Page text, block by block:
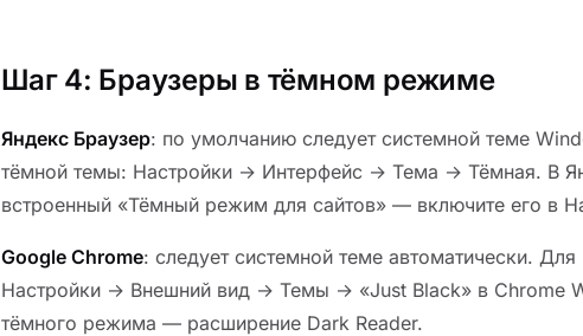
Шаг 4: Браузеры в тёмном режиме
Яндекс Браузер: по умолчанию следует системной теме
тёмной темы: Настройки → Интерфейс → Тема → Тёмная. В
встроенный «Тёмный режим для сайтов» — включите его в
Google Chrome: следует системной теме автоматически.
Настройки → Внешний вид → Темы → «Just Black» в Chrome
тёмного режима — расширение Dark Reader.